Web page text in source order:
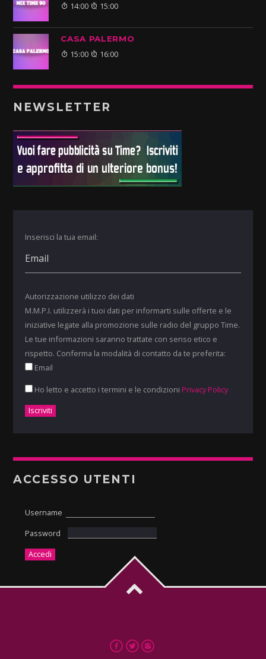
14:00 15:00
CASA PALERMO
15:00 16:00
NEWSLETTER
Inserisci la tua email:
Autorizzazione utilizzo dei dati
M.M.P.I. utilizzerà i tuoi dati per informarti sulle offerte e le
iniziative legate alla promozione sulle radio del gruppo Time.
Le tue informazioni saranno trattate con senso etico e
rispetto. Conferma la modalità di contatto da te preferita:
Email
Ho letto e accetto i termini e le condizioni Privacy Policy
ACCESSO UTENTI
Username
Password